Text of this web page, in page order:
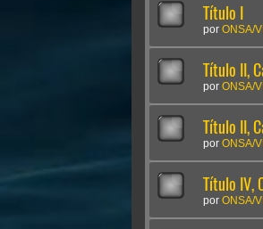
Título I
por ONSA/
Título II,
por ONSA/
Título II,
por ONSA/
Título IV,
por ONSA/